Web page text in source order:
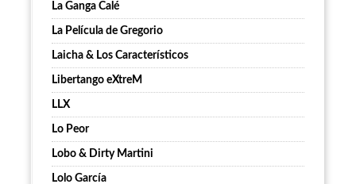
La Ganga Calé
La Película de Gregorio
Laicha & Los Característicos
Libertango eXtreM
LLX
Lo Peor
Lobo & Dirty Martini
Lolo García